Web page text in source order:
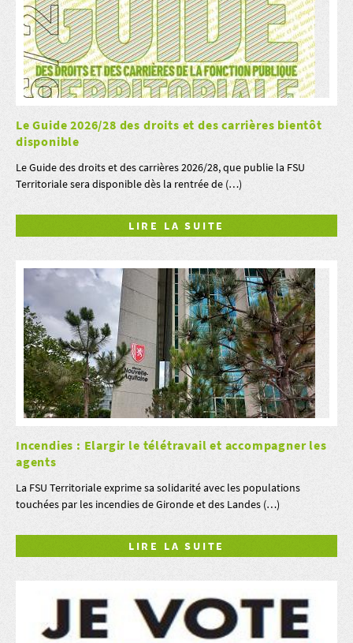
Le Guide 2026/28 des droits et des carrières bientôt
disponible
Le Guide des droits et des carrières 2026/28, que publie la FSU
Territoriale sera disponible dès la rentrée de (…)
LIRE LA SUITE
Incendies : Elargir le télétravail et accompagner les
agents
La FSU Territoriale exprime sa solidarité avec les populations
touchées par les incendies de Gironde et des Landes (…)
LIRE LA SUITE